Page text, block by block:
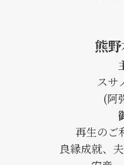
熊
スサ
(阿
再生のご
良縁成就、